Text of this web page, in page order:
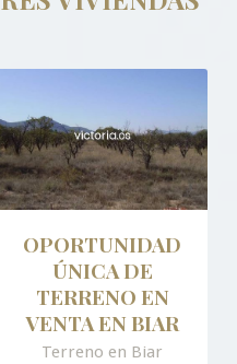
OPORTUNIDAD
ÚNICA DE
TERRENO EN
VENTA EN BIAR
Terreno en Biar